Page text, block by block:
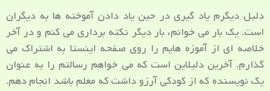
دلیل دیگرم یاد گیری در حین یاد دادن آموخته ها به دیگران
است. یک بار می خوانم، بار دیگر نکته برداری می کنم و در آخر
خلاصه ای از آموزه هایم را روی صفحه اینستا به اشتراک می
گذارم. آخرین دلیلاین است که می خواهم رسالتم را به عنوان
یک نویسنده که از کودکی آرزو داشت که معلم باشد انجام دهم.